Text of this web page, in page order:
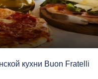
кухни Buon Fratelli